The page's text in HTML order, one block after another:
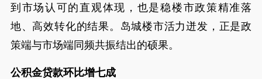
到市场认可的直观体现，也是稳楼市政策精准落
地、高效转化的结果。岛城楼市活力迸发，正是政
策端与市场端同频共振结出的硕果。
公积金贷款环比增七成